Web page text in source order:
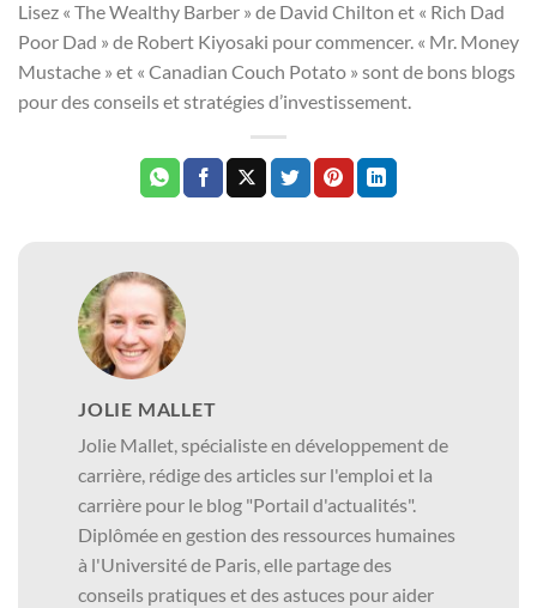
Lisez « The Wealthy Barber » de David Chilton et « Rich Dad
Poor Dad » de Robert Kiyosaki pour commencer. « Mr. Money
Mustache » et « Canadian Couch Potato » sont de bons blogs
pour des conseils et stratégies d’investissement.
JOLIE MALLET
Jolie Mallet, spécialiste en développement de
carrière, rédige des articles sur l'emploi et la
carrière pour le blog "Portail d'actualités".
Diplômée en gestion des ressources humaines
à l'Université de Paris, elle partage des
conseils pratiques et des astuces pour aider